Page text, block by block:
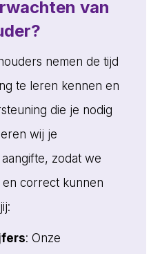
van
nemen de tijd
te leren kennen en
die je nodig
wij je
zodat we
correct kunnen
: Onze